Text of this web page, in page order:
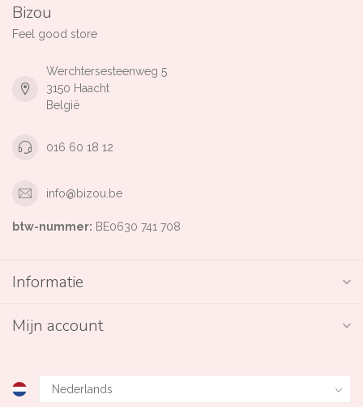
Bizou
Feel good store
Werchtersesteenweg 5
3150 Haacht
België
016 60 18 12
info@bizou.be
btw-nummer: BE0630 741 708
Informatie
Mijn account